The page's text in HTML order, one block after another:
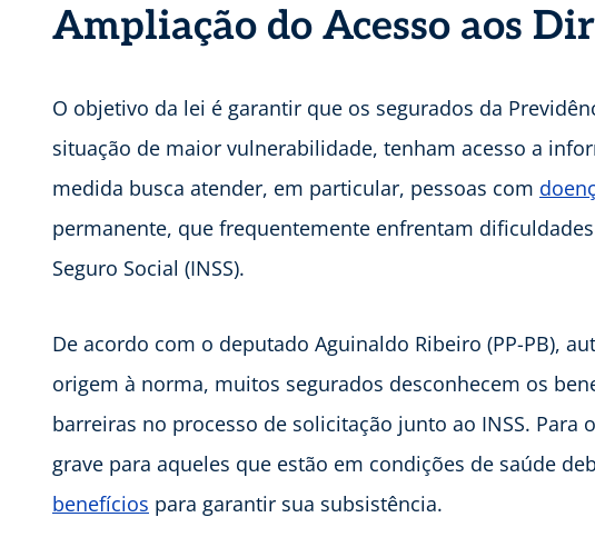
Ampliação do Acesso aos
O objetivo da lei é garantir que os segurados da
situação de maior vulnerabilidade, tenham acesso a
medida busca atender, em particular, pessoas com
permanente, que frequentemente enfrentam
Seguro Social (INSS).
De acordo com o deputado Aguinaldo Ribeiro (PP-PB),
origem à norma, muitos segurados desconhecem os
barreiras no processo de solicitação junto ao INSS. Para
grave para aqueles que estão em condições de saúde
benefícios para garantir sua subsistência.